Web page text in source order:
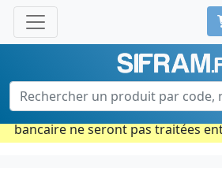
Une question ? Un
Contactez-nous au 02 40
Ouvert du lun. au vend. de
Période estivale : Les
bancaire ne seront pas traitées